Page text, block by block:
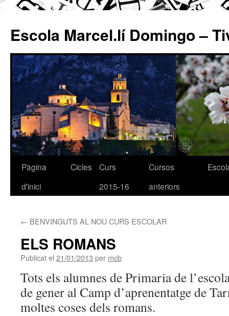
Escola Marcel.lí Domingo –
Vés
Pàgina
d'inici
Cicles
Curs
2015-16
Cursos
anteriors
← BENVINGUTS AL NOU CURS ESCOLAR
ELS ROMANS
Publicat el 21/01/2013 per mcb
Tots els alumnes de Primaria de
de gener al Camp d’aprenentatge de
moltes coses dels romans.